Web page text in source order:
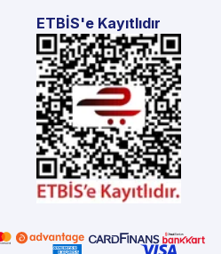
ETBİS'e Kayıtlıdır